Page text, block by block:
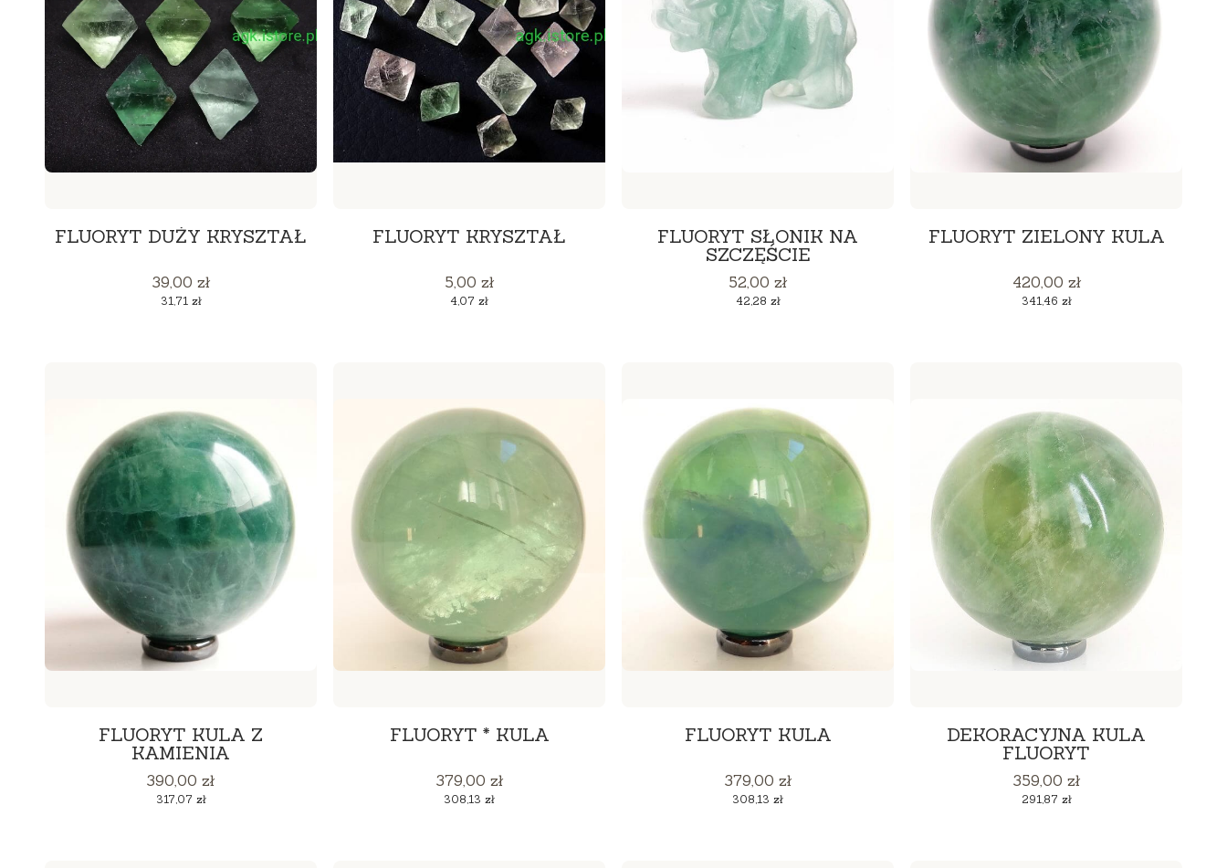
FLUORYT DUŻY KRYSZTAŁ
Cena
39,00 zł
Cena
31,71 zł
FLUORYT KRYSZTAŁ
Cena
5,00 zł
Cena
4,07 zł
FLUORYT SŁONIK NA
SZCZĘŚCIE
Cena
52,00 zł
Cena
42,28 zł
FLUORYT ZIELONY KULA
Cena
420,00 zł
Cena
341,46 zł
FLUORYT KULA Z
KAMIENIA
Cena
390,00 zł
Cena
317,07 zł
FLUORYT * KULA
Cena
379,00 zł
Cena
308,13 zł
FLUORYT KULA
Cena
379,00 zł
Cena
308,13 zł
DEKORACYJNA KULA
FLUORYT
Cena
359,00 zł
Cena
291,87 zł